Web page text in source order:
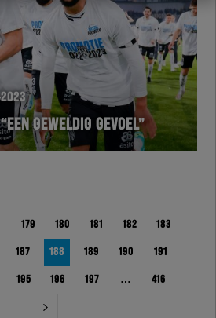
GEWELDIG GEVOEL”
179 180 181 182 183
187 188 189 190 191
195 196 197 … 416